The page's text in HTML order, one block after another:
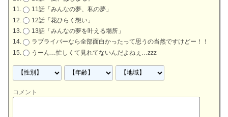
11話「みんなの夢、私の夢」
12話「花ひらく想い」
13話「みんなの夢を叶える場所」
ラブライバーなら全部面白かったって思うの当然ですけどー！！
うーん…忙しくて見れてないんだよねぇ…zzz
コメント